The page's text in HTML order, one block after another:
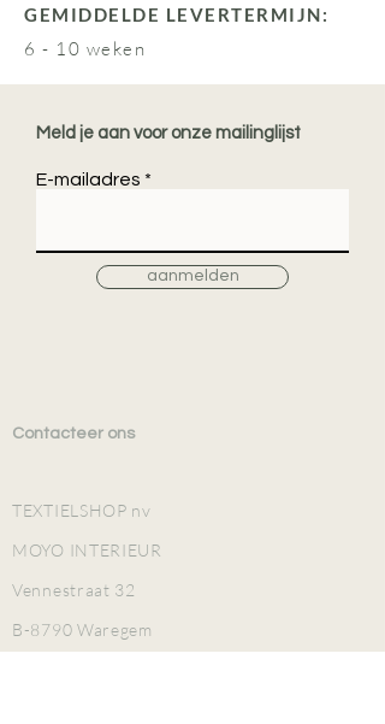
GEMIDDELDE LEVERTERMIJN:
6 - 10 weken
Meld je aan voor onze mailinglijst
E-mailadres
aanmelden
Contacteer ons
TEXTIELSHOP nv
MOYO INTERIEUR
Vennestraat 32
B-8790 Waregem